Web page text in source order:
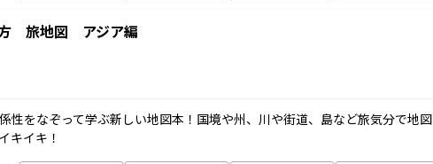
旅地図 アジア編
性をなぞって学ぶ新しい地図本！国境や州、川や街道、島など旅気分で地図
キイキ！